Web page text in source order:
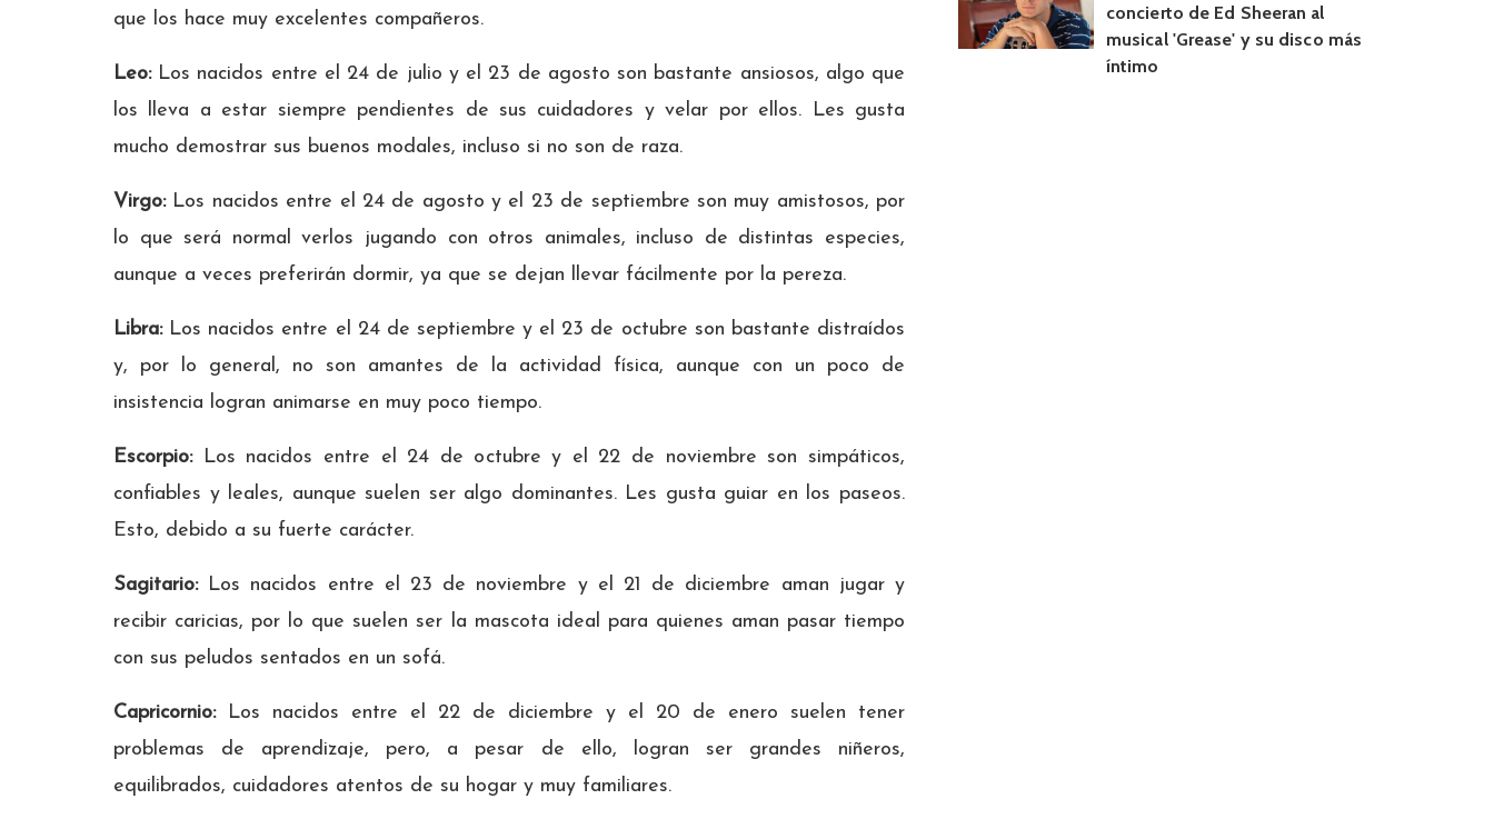
que los hace muy excelentes compañeros.
Leo: Los nacidos entre el 24 de julio y el 23 de agosto son bastante ansiosos, algo que
los lleva a estar siempre pendientes de sus cuidadores y velar por ellos. Les gusta
mucho demostrar sus buenos modales, incluso si no son de raza.
Virgo:Los nacidos entre el 24 de agosto y el 23 de septiembre son muy amistosos, por
lo que será normal verlos jugando con otros animales, incluso de distintas especies,
aunque a veces preferirán dormir, ya que se dejan llevar fácilmente por la pereza.
Libra:Los nacidos entre el 24 de septiembre y el 23 de octubre son bastante distraídos
y, por lo general, no son amantes de la actividad física, aunque con un poco de
insistencia logran animarse en muy poco tiempo.
Escorpio:Los nacidos entre el 24 de octubre y el 22 de noviembre son simpáticos,
confiables y leales, aunque suelen ser algo dominantes. Les gusta guiar en los paseos.
Esto, debido a su fuerte carácter.
Sagitario:Los nacidos entre el 23 de noviembre y el 21 de diciembre aman jugar y
recibir caricias, por lo que suelen ser la mascota ideal para quienes aman pasar tiempo
con sus peludos sentados en un sofá.
Capricornio:Los nacidos entre el 22 de diciembre y el 20 de enero suelen tener
problemas de aprendizaje, pero, a pesar de ello, logran ser grandes niñeros,
equilibrados, cuidadores atentos de su hogar y muy familiares.
concierto de Ed Sheeran al
musical 'Grease' y su disco más
íntimo